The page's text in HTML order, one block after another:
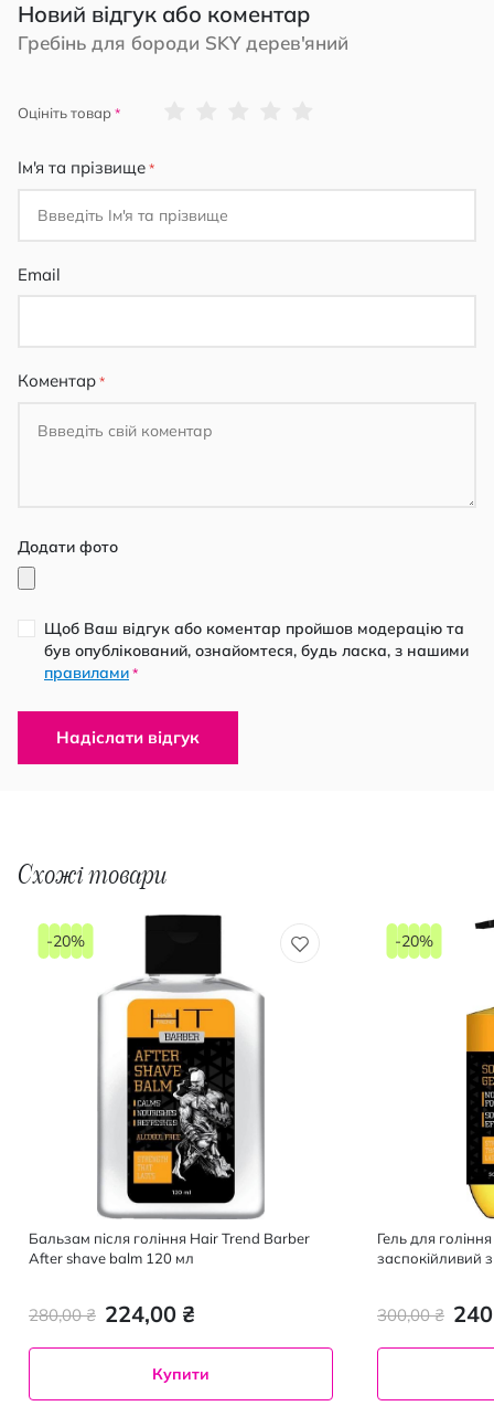
Новий відгук або коментар
Гребінь для бороди SKY дерев'яний
Оцініть товар
Ім'я та прізвище
Email
Коментар
Додати фото
Щоб Ваш відгук або коментар пройшов модерацію та
був опублікований, ознайомтеся, будь ласка, з нашими
правилами *
Надіслати відгук
Схожі товари
Бальзам після гоління Hair Trend Barber
After shave balm 120 мл
224,00 ₴
280,00 ₴
-20%
Купити
Гель для
заспокійливий
300,00 ₴
-20%